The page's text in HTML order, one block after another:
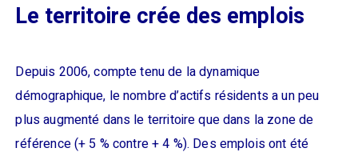
Le territoire crée des emplois
Depuis 2006, compte tenu de la dynamique
démographique, le nombre d’actifs résidents a un peu
plus augmenté dans le territoire que dans la zone de
référence (+ 5 % contre + 4 %). Des emplois ont été